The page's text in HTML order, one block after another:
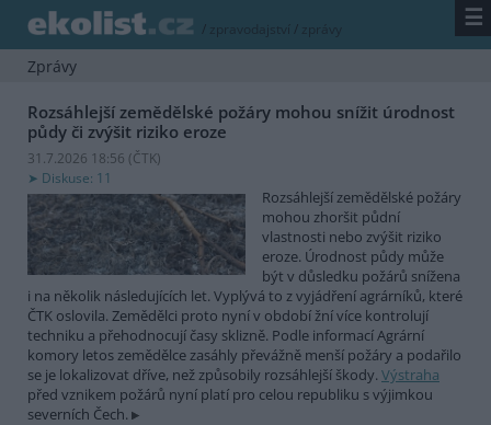
/ zpravodajství / zprávy ☰
Zprávy
Rozsáhlejší zemědělské požáry mohou snížit úrodnost
půdy či zvýšit riziko eroze
31.7.2026 18:56 (ČTK)
Diskuse: 11
Rozsáhlejší zemědělské požáry
mohou zhoršit půdní
vlastnosti nebo zvýšit riziko
eroze. Úrodnost půdy může
být v důsledku požárů snížena
i na několik následujících let. Vyplývá to z vyjádření agrárníků, které
ČTK oslovila. Zemědělci proto nyní v období žní více kontrolují
techniku a přehodnocují časy sklizně. Podle informací Agrární
komory letos zemědělce zasáhly převážně menší požáry a podařilo
se je lokalizovat dříve, než způsobily rozsáhlejší škody. Výstraha
před vznikem požárů nyní platí pro celou republiku s výjimkou
severních Čech.